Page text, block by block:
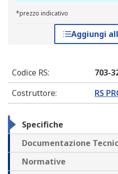
*prezzo indicativo
Aggiungi
Codice RS:
703-
Costruttore: RS
Specifiche
Documentazione
Normative